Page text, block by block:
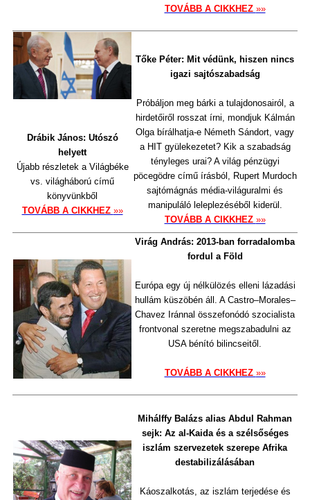
TOVÁBB A CIKKHEZ »»
Drábik János: Utószó
helyett
Újabb részletek a Világbéke
vs. világháború című
könyvünkből
TOVÁBB A CIKKHEZ »»
Tőke Péter: Mit védünk, hiszen nincs
igazi sajtószabadság
Próbáljon meg bárki a tulajdonosairól, a
hirdetőiről rosszat írni, mondjuk Kálmán
Olga bírálhatja-e Németh Sándort, vagy
a HIT gyülekezetet? Kik a szabadság
tényleges urai? A világ pénzügyi
pöcegödre című írásból, Rupert Murdoch
sajtómágnás média-világuralmi és
manipuláló leleplezéséből kiderül.
TOVÁBB A CIKKHEZ »»
Virág András: 2013-ban forradalomba
fordul a Föld
Európa egy új nélkülözés elleni lázadási
hullám küszöbén áll. A Castro–Morales–
Chavez Iránnal összefonódó szocialista
frontvonal szeretne megszabadulni az
USA bénító bilincseitől.
TOVÁBB A CIKKHEZ »»
Mihálffy Balázs alias Abdul Rahman
sejk: Az al-Kaida és a szélsőséges
iszlám szervezetek szerepe Afrika
destabilizálásában
Káoszalkotás, az iszlám terjedése és